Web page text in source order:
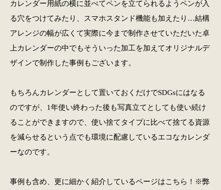
カレンダー用紙の横に並べてペンを立てられるようペンが入
る穴をつけてみたり、スマホスタンド機能も加えたり…結構
アレンジの幅が広くて実際に今まで制作させていただいた卓
上カレンダーの中でもそういった加工を加えてオリジナルデ
ザインで制作した事例もございます。
もちろんカレンダーとして置いておくだけでSDGsにはなる
のですが、1年使い終わった後も写真立てとしても使い続け
ることができますので、使い捨てタイプに比べて捨てる資源
を減らせるという点でも環境に配慮しているエコなカレンダ
ーなのです。
事例も含め、更に細かく紹介しているページはこちら！※弊